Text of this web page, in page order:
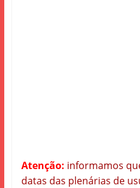
Atenção: informamos
datas das plenárias de